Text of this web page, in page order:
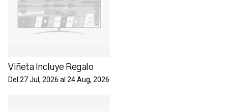
Viñeta Incluye Regalo
Del 27 Jul, 2026 al 24 Aug, 2026